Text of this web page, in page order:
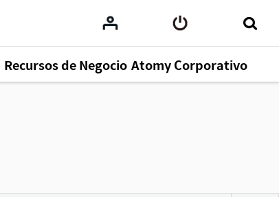
Recursos de Negocio Atomy Corporativo